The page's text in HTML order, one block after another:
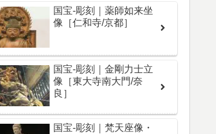
国宝-彫刻｜薬師如来坐
像［仁和寺/京都］
国宝-彫刻｜金剛力士立
像［東大寺南大門/奈
良］
国宝-彫刻｜梵天座像・